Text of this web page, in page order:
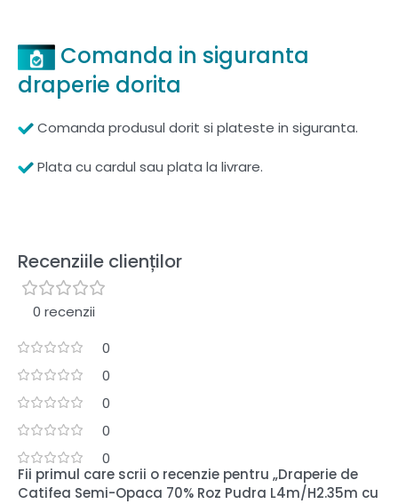
Comanda in siguranta
draperie dorita
Comanda produsul dorit si plateste in siguranta.
Plata cu cardul sau plata la livrare.
Recenziile clienților
0 recenzii
0
0
0
0
0
Fii primul care scrii o recenzie pentru „Draperie de
Catifea Semi-Opaca 70% Roz Pudra L4m/H2.35m cu